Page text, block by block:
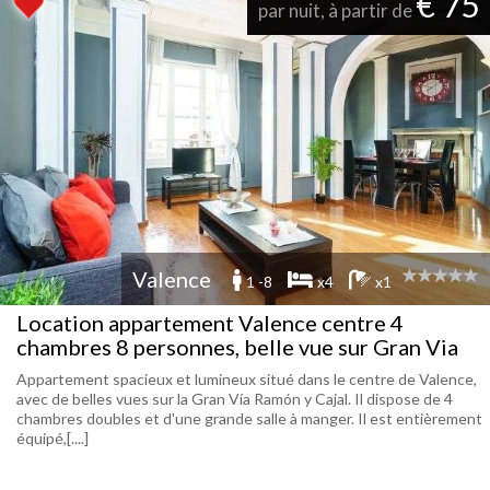
par nuit, à partir de
Valence 1 -8 x4 x1
Location appartement Valence centre 4
chambres 8 personnes, belle vue sur Gran Via
Appartement spacieux et lumineux situé dans le centre de Valence,
avec de belles vues sur la Gran Vía Ramón y Cajal. Il dispose de 4
chambres doubles et d'une grande salle à manger. Il est entièrement
équipé,[....]